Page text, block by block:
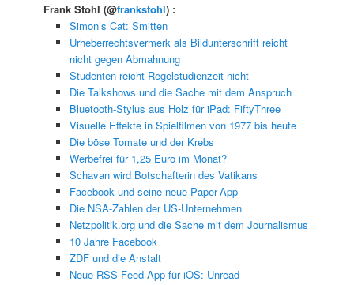
Frank Stohl(@frankstohl) :
Simon’s Cat: Smitten
Urheberrechtsvermerk als Bildunterschrift reicht
nicht gegen Abmahnung
Studenten reicht Regelstudienzeit nicht
Die Talkshows und die Sache mit dem Anspruch
Bluetooth-Stylus aus Holz für iPad: FiftyThree
Visuelle Effekte in Spielfilmen von 1977 bis heute
Die böse Tomate und der Krebs
Werbefrei für 1,25 Euro im Monat?
Schavan wird Botschafterin des Vatikans
Facebook und seine neue Paper-App
Die NSA-Zahlen der US-Unternehmen
Netzpolitik.org und die Sache mit dem Journalismus
10 Jahre Facebook
ZDF und die Anstalt
Neue RSS-Feed-App für iOS: Unread